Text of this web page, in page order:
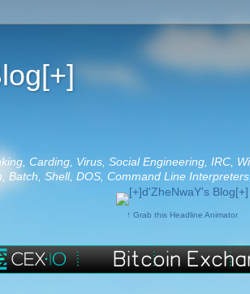
Carding, Virus, Social Engineering, IRC,
Batch, Shell, DOS, Command Line
↑ Grab this Headline Animator